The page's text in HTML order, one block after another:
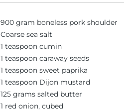
900 gram boneless pork shoulder
Coarse sea salt
1 teaspoon cumin
1 teaspoon caraway seeds
1 teaspoon sweet paprika
1 teaspoon Dijon mustard
125 grams salted butter
1 red onion, cubed